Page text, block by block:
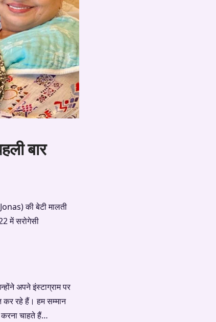
बार
की बेटी मालती
में सरोगेसी
अपने इंस्टाग्राम पर
कर रहे हैं। हम सम्मान
करना चाहते हैं…